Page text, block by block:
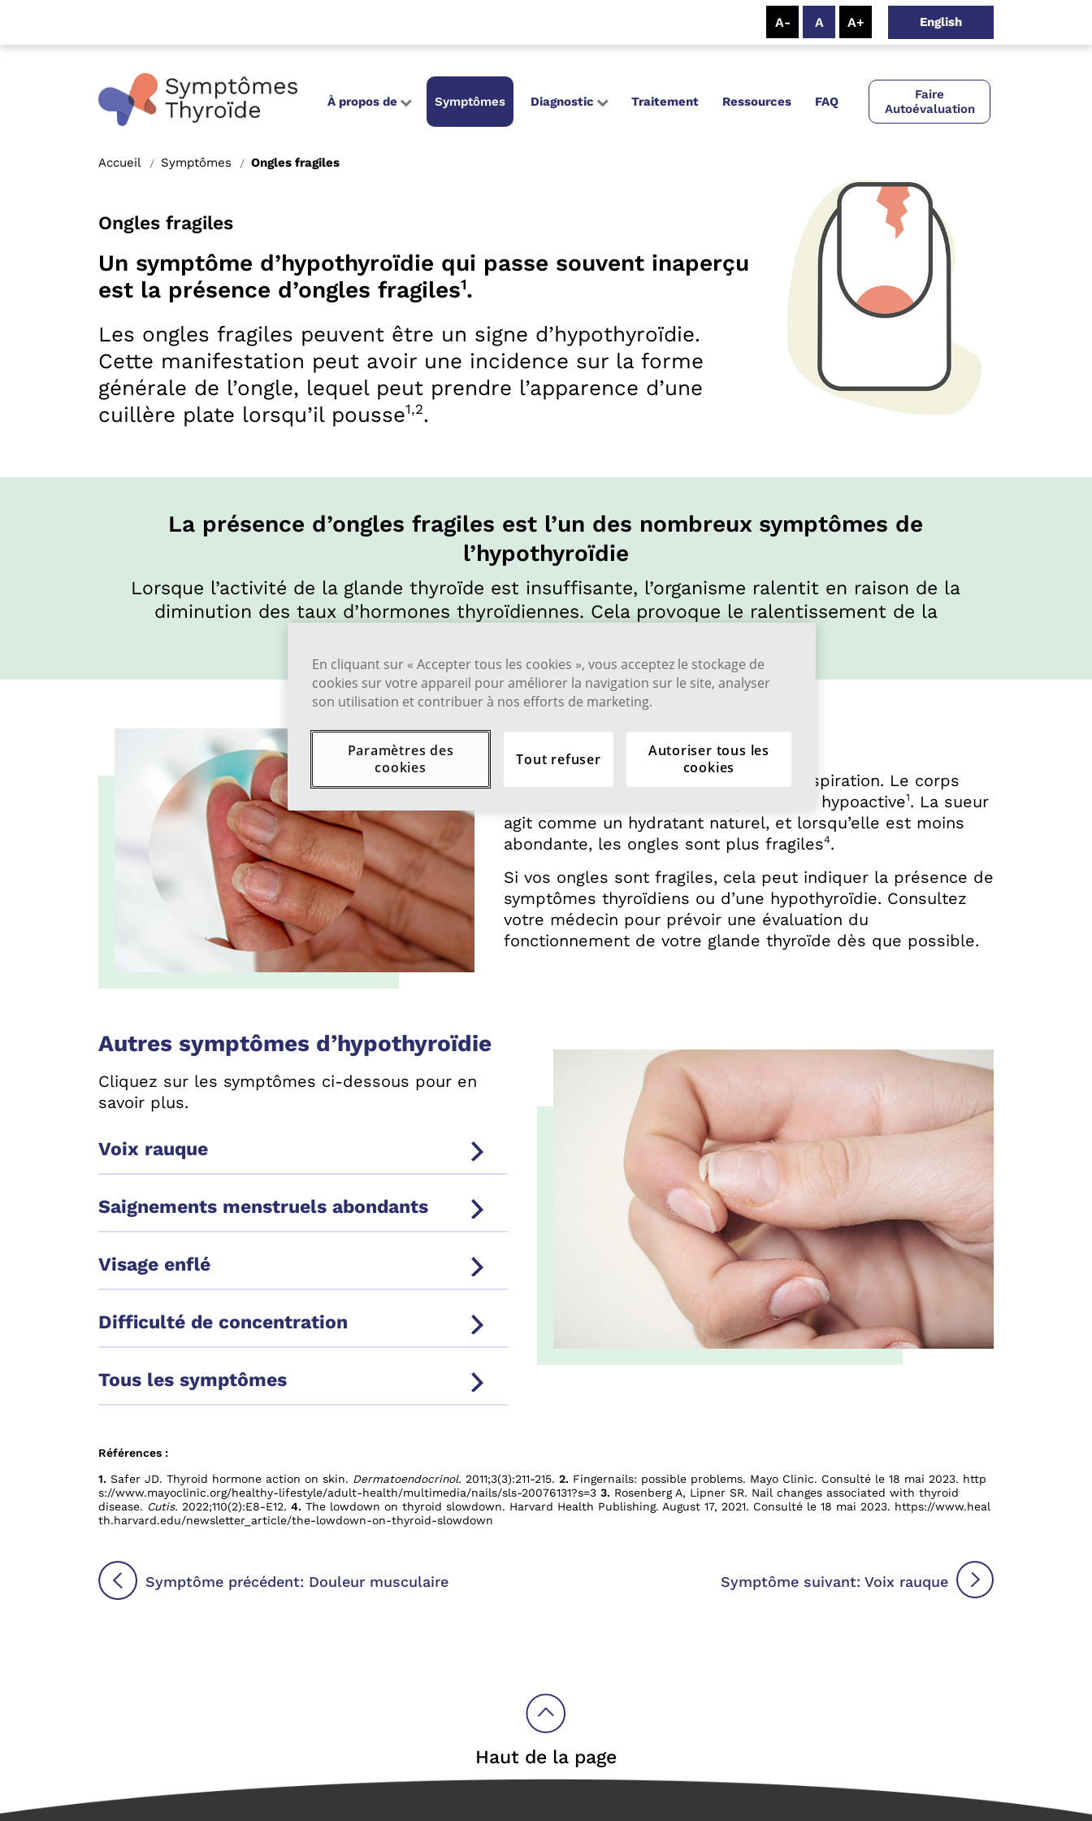
English
À propos de Symptômes Diagnostic Traitement Ressources FAQ
Faire
Autoévaluation
Accueil / Symptômes / Ongles fragiles
Ongles fragiles
Un symptôme d’hypothyroïdie qui passe souvent inaperçu
est la présence d’ongles fragiles1.
Les ongles fragiles peuvent être un signe d’hypothyroïdie.
Cette manifestation peut avoir une incidence sur la forme
générale de l’ongle, lequel peut prendre l’apparence d’une
cuillère plate lorsqu’il pousse1,2.
La présence d’ongles fragiles est l’un des nombreux symptômes de
l’hypothyroïdie
Lorsque l’activité de la glande thyroïde est insuffisante, l’organisme ralentit en raison de la
diminution des taux d’hormones thyroïdiennes. Cela provoque le ralentissement de la
Parlez à votre médecin
La thyroïde contrôle également la transpiration. Le corps
transpire moins lorsque la thyroïde est hypoactive1. La sueur
agit comme un hydratant naturel, et lorsqu’elle est moins
abondante, les ongles sont plus fragiles4.
Si vos ongles sont fragiles, cela peut indiquer la présence de
symptômes thyroïdiens ou d’une hypothyroïdie. Consultez
votre médecin pour prévoir une évaluation du
fonctionnement de votre glande thyroïde dès que possible.
Autres symptômes d’hypothyroïdie
Cliquez sur les symptômes ci-dessous pour en
savoir plus.
Voix rauque
Saignements menstruels abondants
Visage enflé
Difficulté de concentration
Tous les symptômes
Références :
1. Safer JD. Thyroid hormone action on skin. Dermatoendocrinol. 2011;3(3):211-215. 2. Fingernails: possible problems. Mayo Clinic. Consulté le 18 mai 2023. http
s://www.mayoclinic.org/healthy-lifestyle/adult-health/multimedia/nails/sls-20076131?s=3 3. Rosenberg A, Lipner SR. Nail changes associated with thyroid
disease. Cutis. 2022;110(2):E8-E12. 4. The lowdown on thyroid slowdown. Harvard Health Publishing. August 17, 2021. Consulté le 18 mai 2023. https://www.heal
th.harvard.edu/newsletter_article/the-lowdown-on-thyroid-slowdown
Symptôme suivant: Voix rauque
Symptôme précédent: Douleur musculaire
Haut de la page
En cliquant sur « Accepter tous les cookies », vous acceptez le stockage de
cookies sur votre appareil pour améliorer la navigation sur le site, analyser
son utilisation et contribuer à nos efforts de marketing.
Paramètres des
cookies
Tout refuser
Autoriser tous les
cookies